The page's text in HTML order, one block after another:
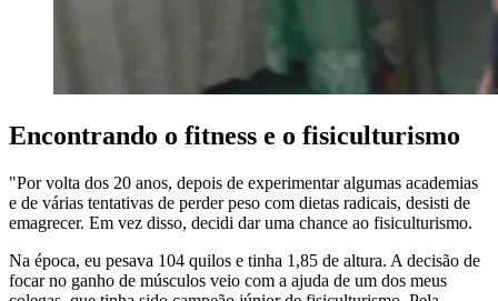
Encontrando o fitness e o fisiculturismo
"Por volta dos 20 anos, depois de experimentar algumas academias
e de várias tentativas de perder peso com dietas radicais, desisti de
emagrecer. Em vez disso, decidi dar uma chance ao fisiculturismo.
Na época, eu pesava 104 quilos e tinha 1,85 de altura. A decisão de
focar no ganho de músculos veio com a ajuda de um dos meus